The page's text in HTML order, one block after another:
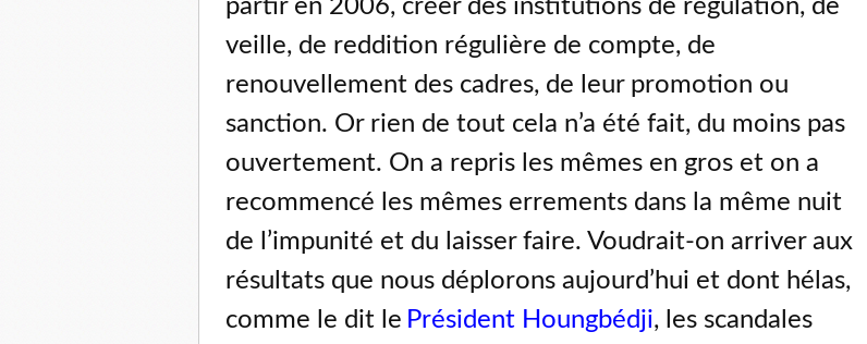
partir en 2006, créer des institutions de régulation, de
veille, de reddition régulière de compte, de
renouvellement des cadres, de leur promotion ou
sanction. Or rien de tout cela n’a été fait, du moins pas
ouvertement. On a repris les mêmes en gros et on a
recommencé les mêmes errements dans la même nuit
de l’impunité et du laisser faire. Voudrait-on arriver aux
résultats que nous déplorons aujourd’hui et dont hélas,
comme le dit le Président Houngbédji, les scandales